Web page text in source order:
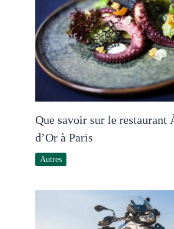
Que savoir sur le restaurant
d’Or à Paris
Autres